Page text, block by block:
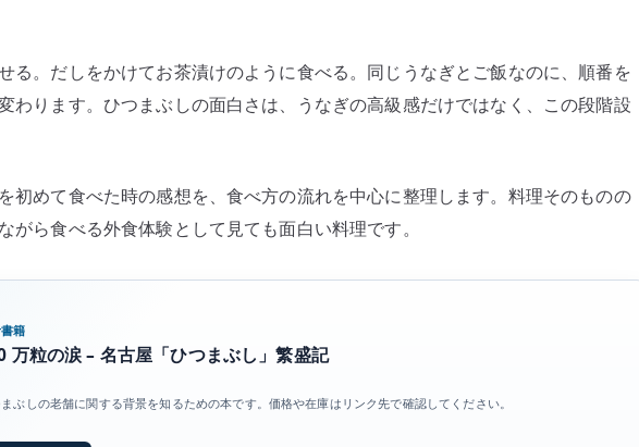
る。だしをかけてお茶漬けのように食べる。同じうなぎとご飯なのに、順番を
わります。ひつまぶしの面白さは、うなぎの高級感だけではなく、この段階設
初めて食べた時の感想を、食べ方の流れを中心に整理します。料理そのものの
がら食べる外食体験として見ても面白い料理です。
籍
万粒の涙 – 名古屋「ひつまぶし」繁盛記
ぶしの老舗に関する背景を知るための本です。価格や在庫はリンク先で確認してください。